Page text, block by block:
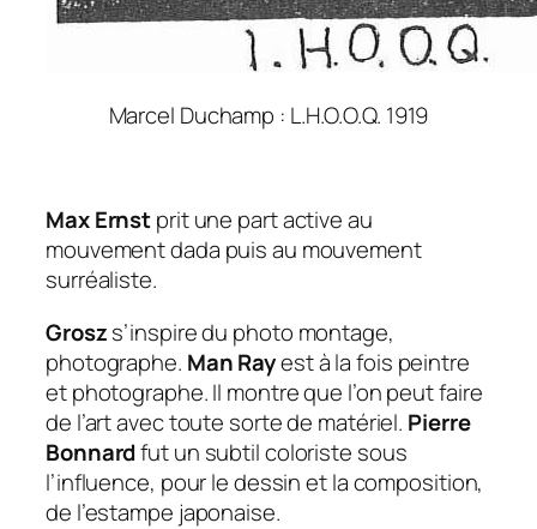
Marcel Duchamp : L.H.O.O.Q. 1919
Max Ernstprit une part active au
mouvement dada puis au mouvement
surréaliste.
Groszs’inspire du photo montage,
photographe. Man Rayest à la fois peintre
et photographe. Il montre que l’on peut faire
de l’art avec toute sorte de matériel. Pierre
Bonnardfut un subtil coloriste sous
l’influence, pour le dessin et la composition,
de l’estampe japonaise.